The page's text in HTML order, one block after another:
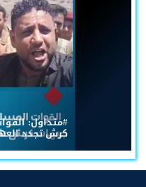
#متداول:
كرش تجدد